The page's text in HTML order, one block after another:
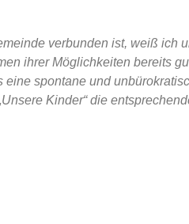
verbunden ist, weiß ich
ihrer Möglichkeiten bereits
spontane und
Kinder“ die